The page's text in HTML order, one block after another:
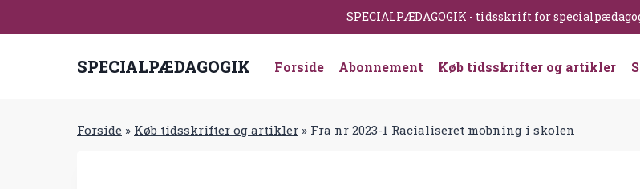
til
SPECIALPÆDAGOGIK - tidsskrift for
SPECIALPÆDAGOGIK Forside Abonnement Køb tidsskrifter og artikler
Forside » Køb tidsskrifter og artikler » Fra nr 2023-1 Racialiseret mobning i skolen